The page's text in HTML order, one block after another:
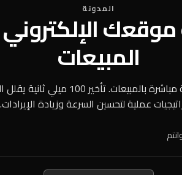
المدونة
الإلكتروني
المبيعات
عملية لتحسين السرعة وزيادة الإيرادات.